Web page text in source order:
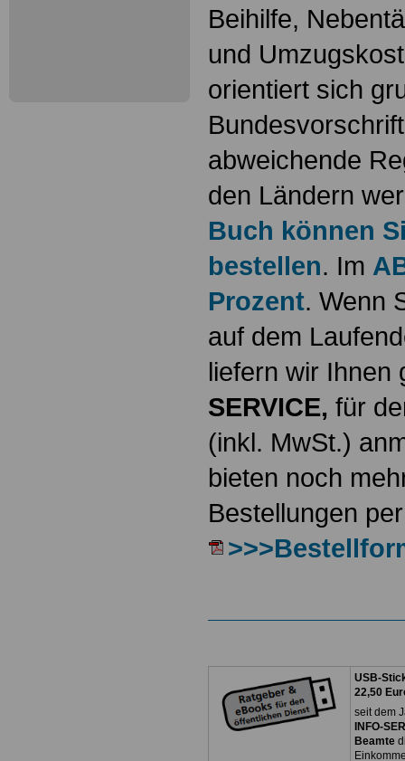
Beihilfe,
und
orientiert sich
abweichende
den Ländern
Buch können
bestellen. Im
Prozent. Wenn
auf dem
liefern wir
SERVICE, für
(inkl. MwSt.)
bieten noch
Bestellungen
USB-
22,50
seit dem
INFO-
Beamte